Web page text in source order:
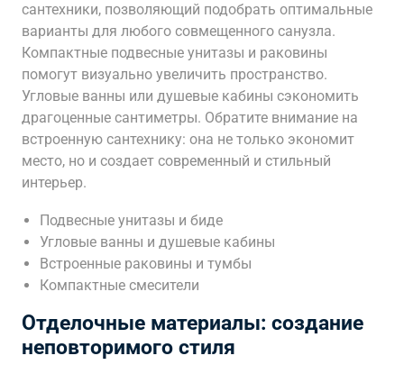
сантехники, позволяющий подобрать оптимальные
варианты для любого совмещенного санузла.
Компактные подвесные унитазы и раковины
помогут визуально увеличить пространство.
Угловые ванны или душевые кабины сэкономить
драгоценные сантиметры. Обратите внимание на
встроенную сантехнику: она не только экономит
место, но и создает современный и стильный
интерьер.
Подвесные унитазы и биде
Угловые ванны и душевые кабины
Встроенные раковины и тумбы
Компактные смесители
Отделочные материалы: создание
неповторимого стиля